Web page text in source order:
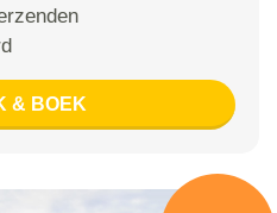
& BOEK